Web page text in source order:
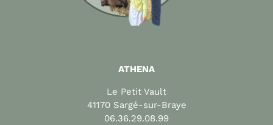
ATHENA
Le Petit Vault
41170 Sargé-sur-Braye
06.36.29.08.99